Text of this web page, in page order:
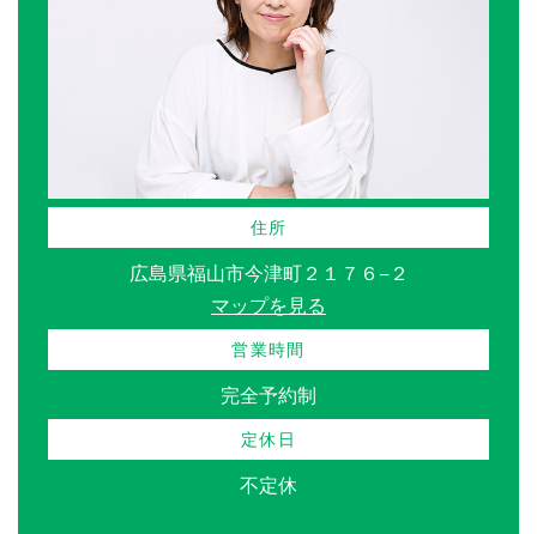
住所
広島県福山市今津町２１７６−２
マップを見る
営業時間
完全予約制
定休日
不定休